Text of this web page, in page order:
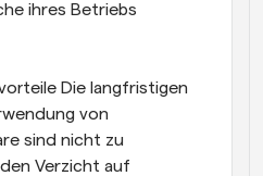
ihres Betriebs
Die langfristigen
von
sind nicht zu
Verzicht auf